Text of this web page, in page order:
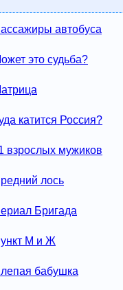
автобуса
это судьба?
катится Россия?
взрослых мужиков
лось
Бригада
М и Ж
бабушка